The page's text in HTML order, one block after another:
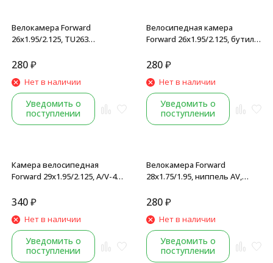
Велокамера Forward
26x1.95/2.125, TU263
черный
280₽
Нет в наличии
Уведомить о
поступлении
Велосипедная камера
Forward 26x1.95/2.125, бутил
(Wanda), Black
280₽
Нет в наличии
Уведомить о
поступлении
Камера велосипедная
Forward 29x1.95/2.125, A/V-48
упаковке
340₽
Нет в наличии
Уведомить о
поступлении
Велокамера Forward
28x1.75/1.95, ниппель AV,
280₽
Нет в наличии
Уведомить о
поступлении